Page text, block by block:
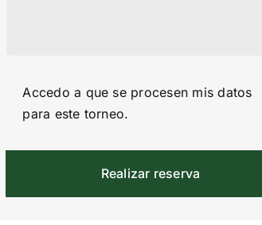
Accedo a que se procesen mis datos
para este torneo.
Realizar reserva